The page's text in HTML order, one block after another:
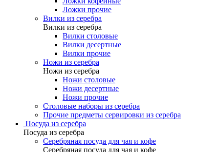
Ложки прочие
Вилки из серебра
Вилки из серебра
Вилки столовые
Вилки десертные
Вилки прочие
Ножи из серебра
Ножи из серебра
Ножи столовые
Ножи десертные
Ножи прочие
Столовые наборы из серебра
Прочие предметы сервировки из серебра
Посуда из серебра
Посуда из серебра
Серебряная посуда для чая и кофе
Серебряная посуда для чая и кофе